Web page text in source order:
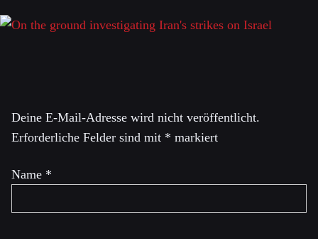
Deine E-Mail-Adresse wird nicht veröffentlicht.
Erforderliche Felder sind mit * markiert
Name *